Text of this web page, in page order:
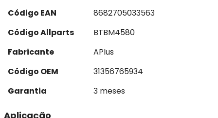
Código EAN
8682705033563
Código Allparts
BTBM4580
Fabricante
APlus
Código OEM
31356765934
Garantia
3 meses
Aplicação